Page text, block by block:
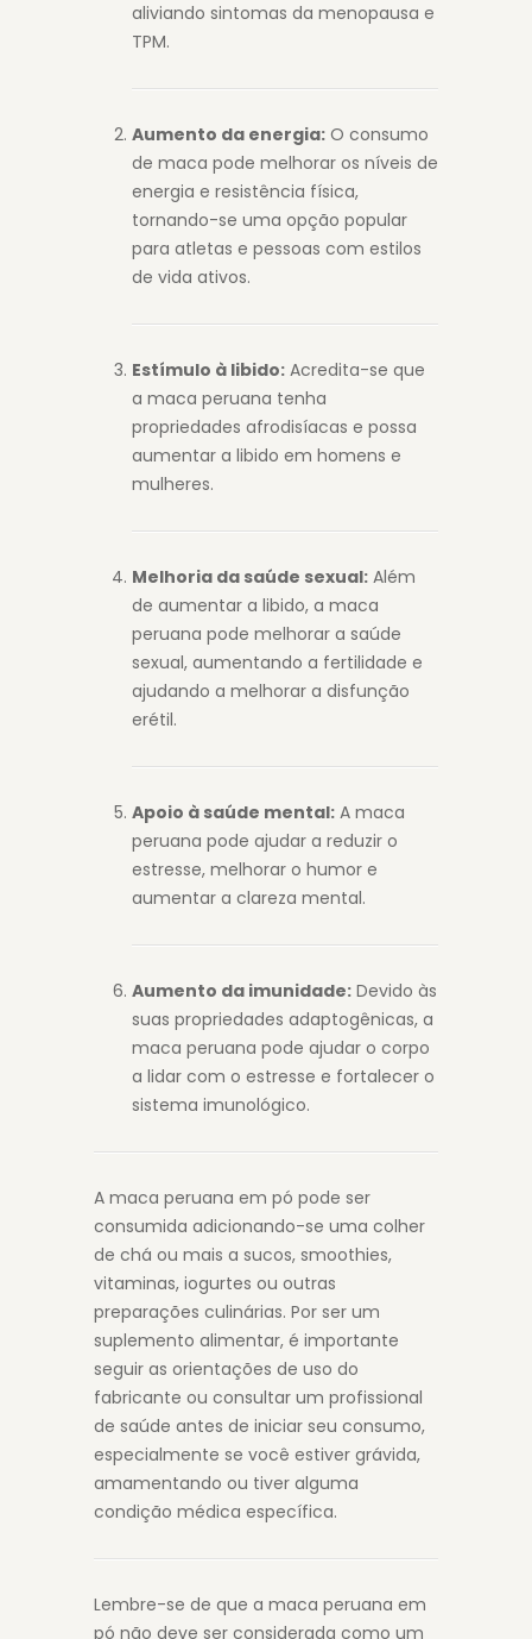
aliviando sintomas da menopausa e
TPM.
Aumento da energia: O consumo
de maca pode melhorar os níveis de
energia e resistência física,
tornando-se uma opção popular
para atletas e pessoas com estilos
de vida ativos.
Estímulo à libido: Acredita-se que
a maca peruana tenha
propriedades afrodisíacas e possa
aumentar a libido em homens e
mulheres.
Melhoria da saúde sexual: Além
de aumentar a libido, a maca
peruana pode melhorar a saúde
sexual, aumentando a fertilidade e
ajudando a melhorar a disfunção
erétil.
Apoio à saúde mental: A maca
peruana pode ajudar a reduzir o
estresse, melhorar o humor e
aumentar a clareza mental.
Aumento da imunidade: Devido às
suas propriedades adaptogênicas, a
maca peruana pode ajudar o corpo
a lidar com o estresse e fortalecer o
sistema imunológico.
A maca peruana em pó pode ser
consumida adicionando-se uma colher
de chá ou mais a sucos, smoothies,
vitaminas, iogurtes ou outras
preparações culinárias. Por ser um
suplemento alimentar, é importante
seguir as orientações de uso do
fabricante ou consultar um profissional
de saúde antes de iniciar seu consumo,
especialmente se você estiver grávida,
amamentando ou tiver alguma
condição médica específica.
Lembre-se de que a maca peruana em
pó não deve ser considerada como um